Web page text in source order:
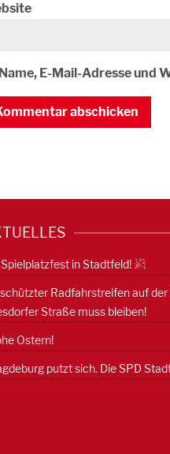
Name, E-Mail-Adresse und
Spielplatzfest in Stadtfeld!
Radfahrstreifen auf der
Straße muss bleiben!
Ostern!
putzt sich. Die SPD